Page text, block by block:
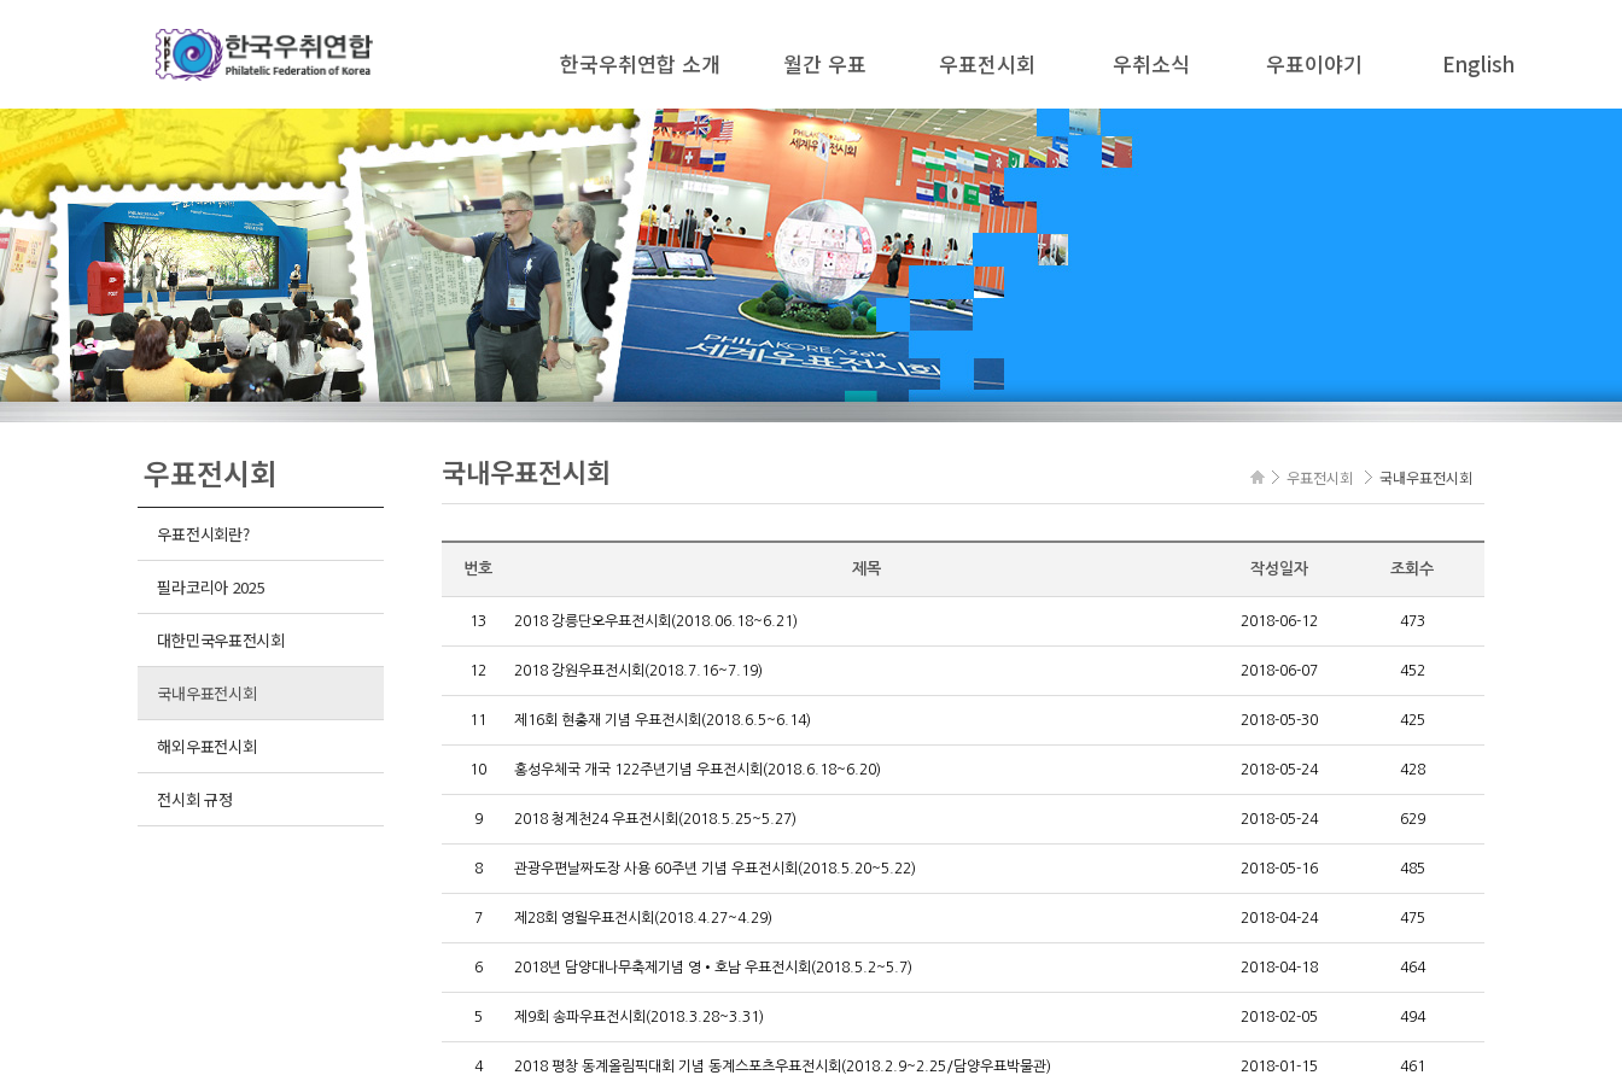
한국우취연합 소개
설립목적 / 정관
인사말
주요사업 / 연혁
임원 / 분과위원
지부 / 회원단체
관련사이트
찾아오시는 길
월간 우표
월간 우표 소개
월간 우표 미리보기
정기구독 안내 / 신청
월간 우표 지상 옥션
지상 옥션 응찰
월간 우표 DB
우표전시회
우표전시회란?
필라코리아 2025
대한민국우표전시회
국내우표전시회
해외우표전시회
전시회 규정
우취소식
공지사항
우표이야기 English
우표전시회
우표전시회란?
필라코리아 2025
대한민국우표전시회
국내우표전시회
해외우표전시회
전시회 규정
우표전시회 국내우표전시회
국내우표전시회
번호 제목 작성일자 조회수
13 2018 강릉단오우표전시회(2018.06.18~6.21) 2018-06-12 473
12 2018 강원우표전시회(2018.7.16~7.19) 2018-06-07 452
11 제16회 현충재 기념 우표전시회(2018.6.5~6.14) 2018-05-30 425
10 홍성우체국 개국 122주년기념 우표전시회(2018.6.18~6.20) 2018-05-24 428
9 2018 청계천24 우표전시회(2018.5.25~5.27) 2018-05-24 629
8 관광우편날짜도장 사용 60주년 기념 우표전시회(2018.5.20~5.22) 2018-05-16 485
7 제28회 영월우표전시회(2018.4.27~4.29) 2018-04-24 475
6 2018년 담양대나무축제기념 영•호남 우표전시회(2018.5.2~5.7) 2018-04-18 464
5 제9회 송파우표전시회(2018.3.28~3.31) 2018-02-05 494
4 2018 평창 동계올림픽대회 기념 동계스포츠우표전시회(2018.2.9~2.25/담양우표박물관) 2018-01-15 461